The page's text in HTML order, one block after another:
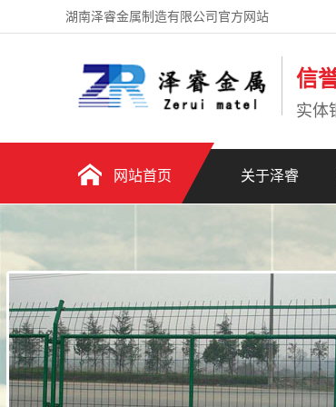
湖南泽睿金属制造有限公司官方网站
信
实体
网站首页 关于泽睿